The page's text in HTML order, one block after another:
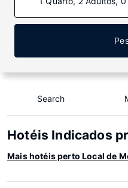
Search
Hotéis Indicados
Mais hotéis perto Local de